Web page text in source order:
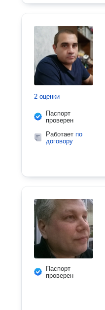
2 оценки
Паспорт
проверен
Работает по
договору
Паспорт
проверен